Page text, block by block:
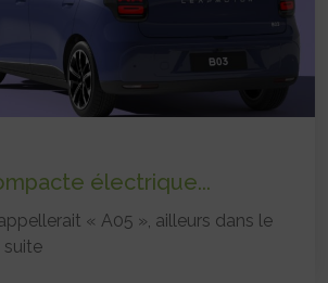
électrique...
« A05 », ailleurs dans le
suite